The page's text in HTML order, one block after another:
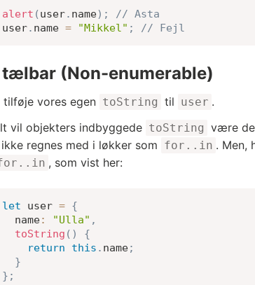
alert (user. name) ;
// Asta
user. name = "Mikkel" ; // Fejl
tælbar (Non-enumerable)
tilføje vores egen toString til user .
vil objekters indbyggede toString være
regnes med i løkker som for..in . Men,
, som vist her:
let user = {
name: "Ulla" ,
toString ( )
{
return
this . name;
}
} ;